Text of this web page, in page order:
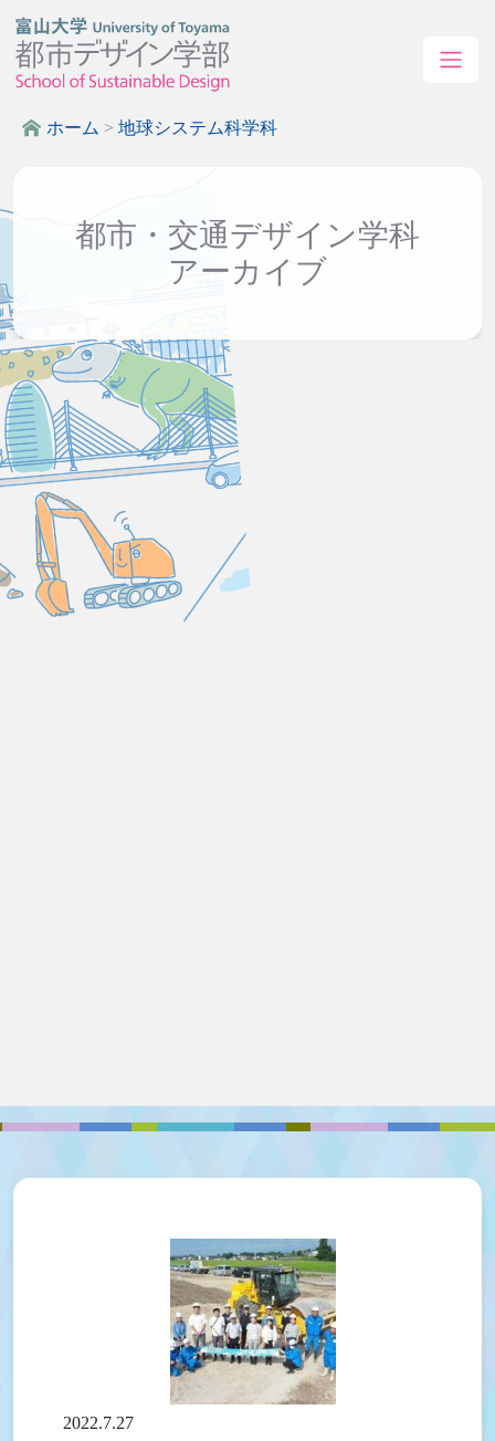
ホーム > 地球システム科学科
都市・交通デザイン学科
アーカイブ
2022.7.27